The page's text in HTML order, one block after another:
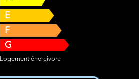
E
F
G
Logement énergivore